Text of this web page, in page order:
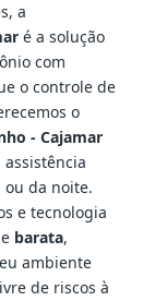
a
é a solução
com
o controle de
o
- Cajamar
da noite.
e tecnologia
barata,
ambiente
de riscos à